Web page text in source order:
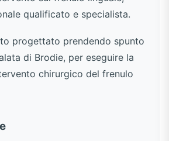
qualificato e specialista.
progettato prendendo spunto
di Brodie, per eseguire la
chirurgico del frenulo